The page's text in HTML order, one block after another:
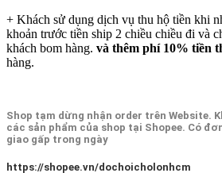
+ Khách sử dụng dịch vụ thu hộ tiền khi
khoản trước tiền ship 2 chiều chiều đi và
khách bom hàng. và thêm phí 10% tiền
hàng.
Shop tạm dừng nhận order trên Website.
các sản phẩm của shop tại Shopee. Có
giao gấp trong ngày
https://shopee.vn/dochoicholonhcm